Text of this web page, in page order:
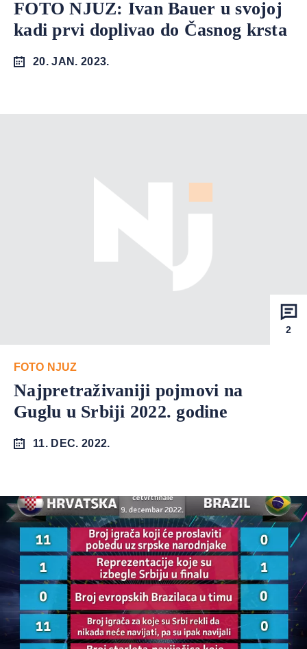
FOTO NJUZ: Ivan Bauer u svojoj
kadi prvi doplivao do Časnog krsta
20. JAN. 2023.
2
FOTO NJUZ
Najpretraživaniji pojmovi na
Guglu u Srbiji 2022. godine
11. DEC. 2022.